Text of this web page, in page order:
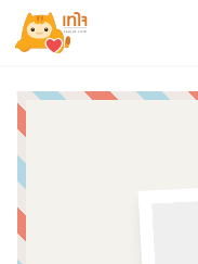
รู้จักเทใจ
เกี่ยวกับเรา
การลดหย่อนภาษี